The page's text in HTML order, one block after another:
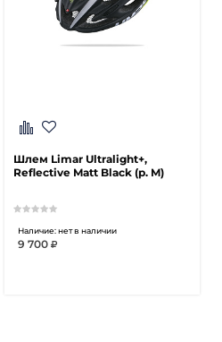
Шлем Limar Ultralight+,
Reflective Matt Black (р. M)
Наличие: нет в наличии
9 700